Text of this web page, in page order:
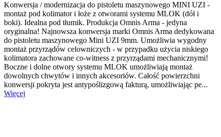
Konwersja / modernizacja do pistoletu maszynowego MINI UZI -
montaż pod kolimator i łoże z otworami systemu MLOK (dół i
boki). Idealna pod tłumik. Produkcja Omnis Arma - jedyna
oryginalna! Najnowsza konwersja marki Omnis Arma dedykowana
do pistoletu maszynowego Mini UZI 9mm. Umożliwia wygodny
montaż przyrządów celowniczych - w przypadku użycia niskiego
kolimatora zachowane co-witness z przyrządami mechanicznymi!
Boczne i dolne otwory systemu MLOK umożliwiają montaż
dowolnych chwytów i innych akcesoriów. Całość powierzchni
konwersji pokryta jest antypoślizgową fakturą, umożliwiając pe...
Więcej